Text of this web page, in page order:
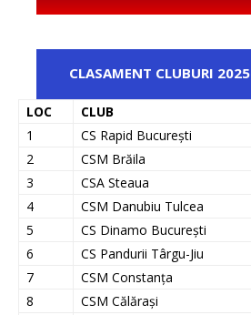
CLASAMENT CLUBURI 2025
LOC CLUB
1
CS Rapid București
2
CSM Brăila
3
CSA Steaua
4
CSM Danubiu Tulcea
5
CS Dinamo București
6
CS Pandurii Târgu-Jiu
7
CSM Constanța
8
CSM Călărași